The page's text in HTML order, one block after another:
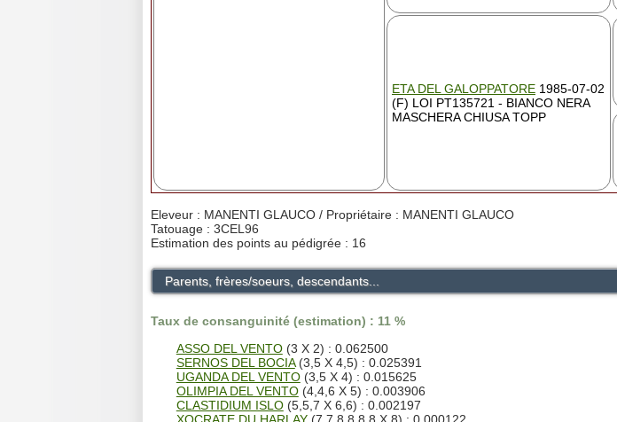
ETA DEL GALOPPATORE 1985-07-02
(F) LOI PT135721 - BIANCO NERA
MASCHERA CHIUSA TOPP
Eleveur : MANENTI GLAUCO / Propriétaire : MANENTI GLAUCO
Tatouage : 3CEL96
Estimation des points au pédigrée : 16
Parents, frères/soeurs, descendants...
Taux de consanguinité (estimation) : 11 %
ASSO DEL VENTO(3 X 2) : 0.062500
SERNOS DEL BOCIA(3,5 X 4,5) : 0.025391
UGANDA DEL VENTO(3,5 X 4) : 0.015625
OLIMPIA DEL VENTO(4,4,6 X 5) : 0.003906
CLASTIDIUM ISLO(5,5,7 X 6,6) : 0.002197
XOCRATE DU HARLAY(7,7,8,8,8,8 X 8) : 0.000122